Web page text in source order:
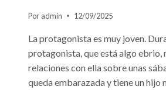
Por admin 12/09/2025
La protagonista es muy joven.
protagonista, que está algo ebrio,
relaciones con ella sobre unas
queda embarazada y tiene un hijo